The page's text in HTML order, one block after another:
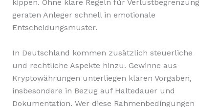
kippen. Ohne klare Regeln für Verlustbegrenzung
geraten Anleger schnell in emotionale
Entscheidungsmuster.
In Deutschland kommen zusätzlich steuerliche
und rechtliche Aspekte hinzu. Gewinne aus
Kryptowährungen unterliegen klaren Vorgaben,
insbesondere in Bezug auf Haltedauer und
Dokumentation. Wer diese Rahmenbedingungen